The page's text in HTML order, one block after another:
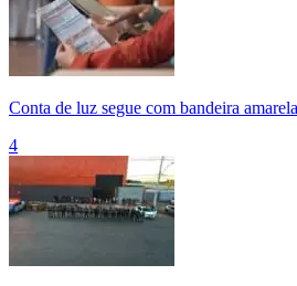
Conta de luz segue com bandeira
4